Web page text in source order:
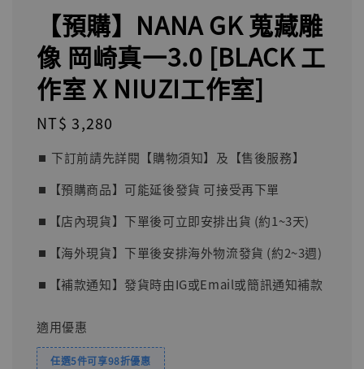
【預購】NANA GK 蒐藏雕
像 岡崎真一3.0 [BLACK 工
作室 X NIUZI工作室]
Regular
NT$ 3,280
⏹︎ 下訂前請先詳閱【購物須知】及【售後服務】
⏹︎【預購商品】可能延後發貨 可接受再下單
⏹︎【店內現貨】下單後可立即安排出貨 (約1~3天)
⏹︎【海外現貨】下單後安排海外物流發貨 (約2~3週)
⏹︎【補款通知】發貨時由IG或Email或簡訊通知補款
適用優惠
任選5件可享98折優惠